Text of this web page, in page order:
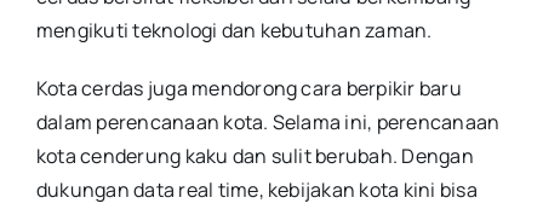
mengikuti teknologi dan kebutuhan zaman.
Kota cerdas juga mendorong cara berpikir baru
dalam perencanaan kota. Selama ini, perencanaan
kota cenderung kaku dan sulit berubah. Dengan
dukungan data real time, kebijakan kota kini bisa